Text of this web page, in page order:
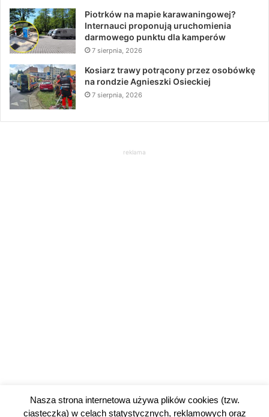
Piotrków na mapie karawaningowej?
Internauci proponują uruchomienia
darmowego punktu dla kamperów
7 sierpnia, 2026
Kosiarz trawy potrącony przez osobówkę
na rondzie Agnieszki Osieckiej
7 sierpnia, 2026
reklama
Nasza strona internetowa używa plików cookies (tzw.
ciasteczka) w celach statystycznych, reklamowych oraz